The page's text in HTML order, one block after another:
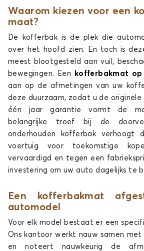
Kofferbakmatten voor
Waarom kiezen voor een
maat?
De kofferbak is de plek die
over het hoofd zien. En toch is
meest blootgesteld aan vuil,
bewegingen. Een
kofferbakmat
aan op de afmetingen van uw
deze duurzaam, zodat u de
één jaar garantie vormt de
belangrijke troef bij de
onderhouden kofferbak verhoogt
voertuig voor toekomstige
vervaardigd en tegen een
investering om uw auto dagelijks te
Een kofferbakmat
automodel
Voor elk model bestaat er een
Ons kantoor werkt nauw samen
en noteert nauwkeurig de